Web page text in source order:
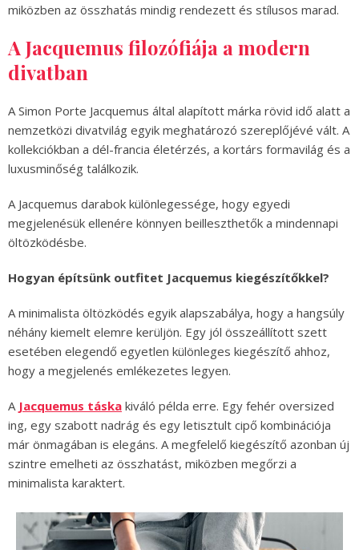
miközben az összhatás mindig rendezett és stílusos marad.
A Jacquemus filozófiája a modern
divatban
A Simon Porte Jacquemus által alapított márka rövid idő alatt a
nemzetközi divatvilág egyik meghatározó szereplőjévé vált. A
kollekciókban a dél-francia életérzés, a kortárs formavilág és a
luxusminőség találkozik.
A Jacquemus darabok különlegessége, hogy egyedi
megjelenésük ellenére könnyen beilleszthetők a mindennapi
öltözködésbe.
Hogyan építsünk outfitet Jacquemus kiegészítőkkel?
A minimalista öltözködés egyik alapszabálya, hogy a hangsúly
néhány kiemelt elemre kerüljön. Egy jól összeállított szett
esetében elegendő egyetlen különleges kiegészítő ahhoz,
hogy a megjelenés emlékezetes legyen.
A Jacquemus táska kiváló példa erre. Egy fehér oversized
ing, egy szabott nadrág és egy letisztult cipő kombinációja
már önmagában is elegáns. A megfelelő kiegészítő azonban új
szintre emelheti az összhatást, miközben megőrzi a
minimalista karaktert.